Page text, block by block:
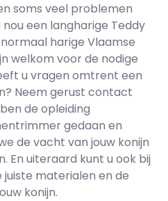
soms veel problemen
een langharige Teddy
harige Vlaamse
welkom voor de nodige
u vragen omtrent een
Neem gerust contact
de opleiding
gedaan en
de vacht van jouw konijn
En uiteraard kunt u ook bij
materialen en de
konijn.